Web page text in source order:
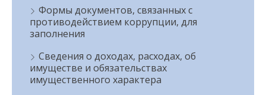
Формы документов, связанных с
противодействием коррупции, для
заполнения
Сведения о доходах, расходах, об
имуществе и обязательствах
имущественного характера